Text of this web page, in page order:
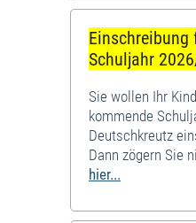
Einschreibung
Schuljahr
Sie wollen Ihr
kommende
Deutschkreutz
Dann zögern Sie
hier...